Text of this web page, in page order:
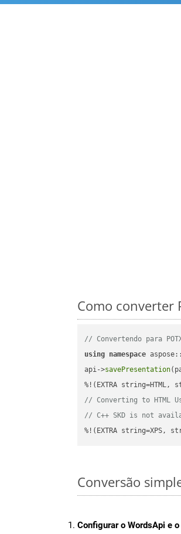
Como converter
// Convertendo para
using namespace
api->savePresentation
// Converting to HTML
// C++ SKD is not
%!(EXTRA string=XPS,
Conversão
Configurar o WordsApi e